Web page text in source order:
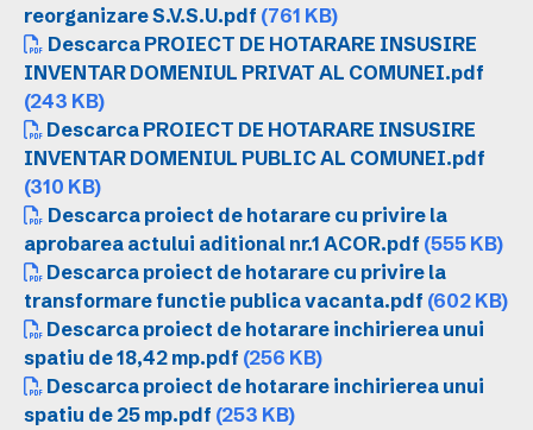
reorganizare S.V.S.U.pdf (761 KB)
Descarca PROIECT DE HOTARARE INSUSIRE
INVENTAR DOMENIUL PRIVAT AL COMUNEI.pdf
(243 KB)
Descarca PROIECT DE HOTARARE INSUSIRE
INVENTAR DOMENIUL PUBLIC AL COMUNEI.pdf
(310 KB)
Descarca proiect de hotarare cu privire la
aprobarea actului aditional nr.1 ACOR.pdf (555 KB)
Descarca proiect de hotarare cu privire la
transformare functie publica vacanta.pdf (602 KB)
Descarca proiect de hotarare inchirierea unui
spatiu de 18,42 mp.pdf (256 KB)
Descarca proiect de hotarare inchirierea unui
spatiu de 25 mp.pdf (253 KB)